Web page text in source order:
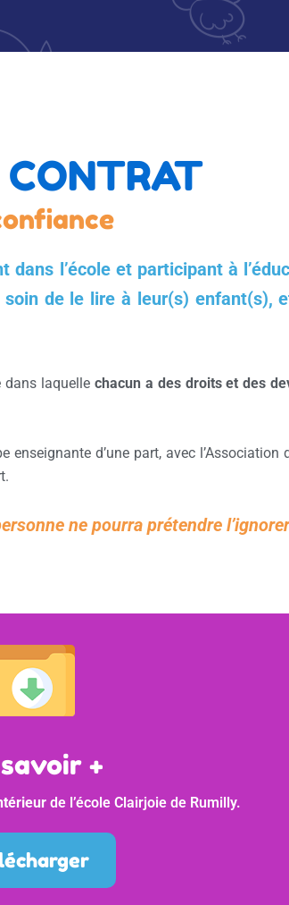
l’école et participant à
de le lire à leur(s) enfant(s),
dans laquelle chacun a des droits et des
d’une part, avec l’Association
ne pourra prétendre
+
de l’école Clairjoie de Rumilly.